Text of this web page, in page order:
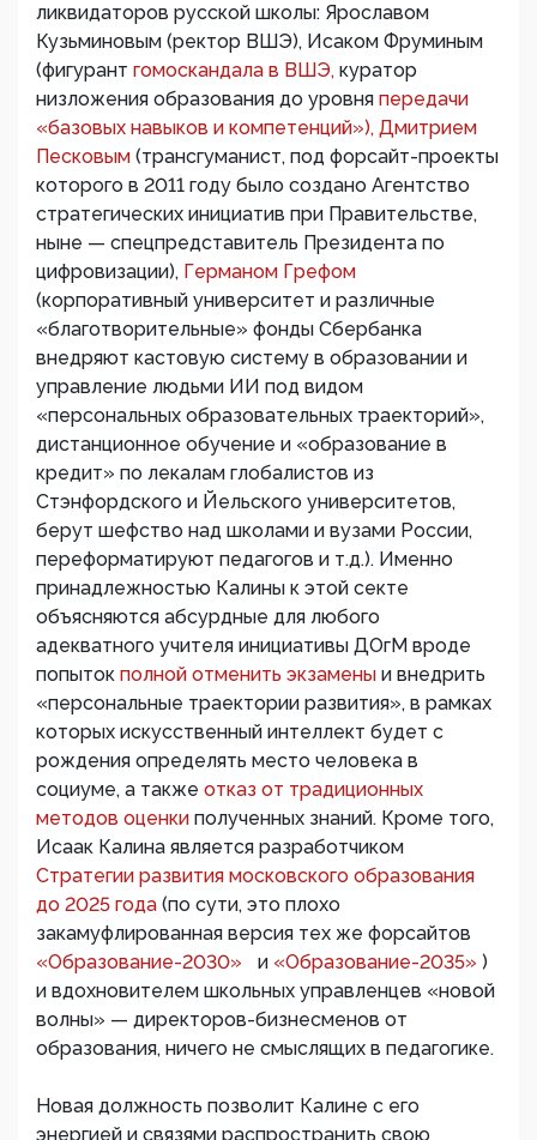
ликвидаторов русской школы: Ярославом
Кузьминовым (ректор ВШЭ), Исаком Фруминым
(фигурант гомоскандала в ВШЭ, куратор
низложения образования до уровня передачи
«базовых навыков и компетенций»), Дмитрием
Песковым (трансгуманист, под форсайт-проекты
которого в 2011 году было создано Агентство
стратегических инициатив при Правительстве,
ныне — спецпредставитель Президента по
цифровизации), Германом Грефом
(корпоративный университет и различные
«благотворительные» фонды Сбербанка
внедряют кастовую систему в образовании и
управление людьми ИИ под видом
«персональных образовательных траекторий»,
дистанционное обучение и «образование в
кредит» по лекалам глобалистов из
Стэнфордского и Йельского университетов,
берут шефство над школами и вузами России,
переформатируют педагогов и т.д.). Именно
принадлежностью Калины к этой секте
объясняются абсурдные для любого
адекватного учителя инициативы ДОгМ вроде
попыток полной отменить экзамены и внедрить
«персональные траектории развития», в рамках
которых искусственный интеллект будет с
рождения определять место человека в
социуме, а также отказ от традиционных
методов оценки полученных знаний. Кроме того,
Исаак Калина является разработчиком
Стратегии развития московского образования
до 2025 года (по сути, это плохо
закамуфлированная версия тех же форсайтов
«Образование-2030»
и «Образование-2035» )
и вдохновителем школьных управленцев «новой
волны» — директоров-бизнесменов от
образования, ничего не смыслящих в педагогике.
Новая должность позволит Калине с его
энергией и связями распространить свою